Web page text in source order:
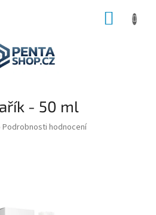
- 50 ml
Podrobnosti hodnocení